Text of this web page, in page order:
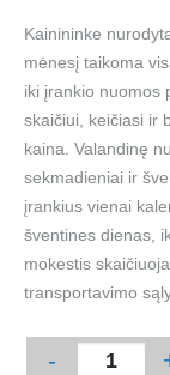
Kainininke
mėnesį taikoma
iki įrankio nuomos
skaičiui, keičiasi ir
kaina. Valandinę
sekmadieniai ir
įrankius vienai
šventines dienas,
mokestis
transportavimo
-